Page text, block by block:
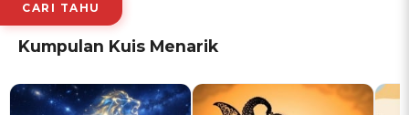
CARI TAHU
Kumpulan Kuis Menarik